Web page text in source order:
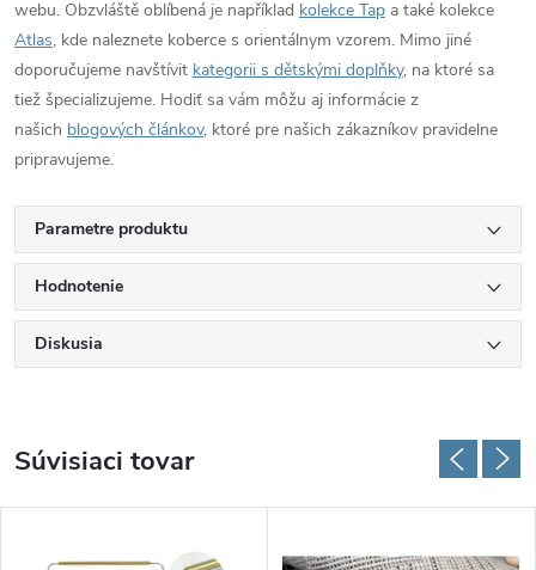
webu. Obzvláště oblíbená je například kolekce Tap a také kolekce
Atlas, kde naleznete koberce s orientálnym vzorem. Mimo jiné
doporučujeme navštívit kategorii s dětskými doplňky, na ktoré sa
tiež špecializujeme. Hodiť sa vám môžu aj informácie z
našich blogových článkov, ktoré pre našich zákazníkov pravidelne
pripravujeme.
Parametre produktu
Hodnotenie
Diskusia
Súvisiaci tovar